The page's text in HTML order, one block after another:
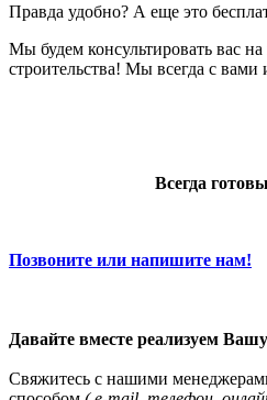
Правда удобно? А еще это
Мы будем консультировать вас
строительства! Мы всегда с
Всегда
Позвоните или напишите нам!
Давайте вместе реализуем
Свяжитесь с нашими